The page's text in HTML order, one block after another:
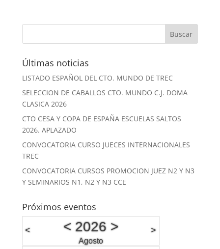
Últimas noticias
LISTADO ESPAÑOL DEL CTO. MUNDO DE TREC
SELECCION DE CABALLOS CTO. MUNDO C.J. DOMA
CLASICA 2026
CTO CESA Y COPA DE ESPAÑA ESCUELAS SALTOS
2026. APLAZADO
CONVOCATORIA CURSO JUECES INTERNACIONALES
TREC
CONVOCATORIA CURSOS PROMOCION JUEZ N2 Y N3
Y SEMINARIOS N1, N2 Y N3 CCE
Próximos eventos
< < 2026>
Agosto
>